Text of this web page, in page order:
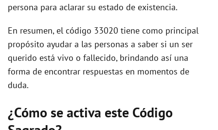
persona para aclarar su estado de existencia.
En resumen, el código 33020 tiene como principal
propósito ayudar a las personas a saber si un ser
querido está vivo o fallecido, brindando así una
forma de encontrar respuestas en momentos de
duda.
¿Cómo se activa este Código